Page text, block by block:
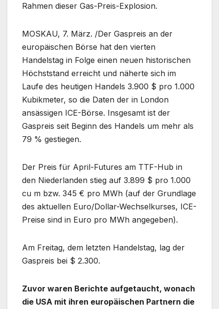
Rahmen dieser Gas-Preis-Explosion.
MOSKAU, 7. März. /Der Gaspreis an der
europäischen Börse hat den vierten
Handelstag in Folge einen neuen historischen
Höchststand erreicht und näherte sich im
Laufe des heutigen Handels 3.900 $ pro 1.000
Kubikmeter, so die Daten der in London
ansässigen ICE-Börse. Insgesamt ist der
Gaspreis seit Beginn des Handels um mehr als
79 % gestiegen.
Der Preis für April-Futures am TTF-Hub in
den Niederlanden stieg auf 3.899 $ pro 1.000
cu m bzw. 345 € pro MWh (auf der Grundlage
des aktuellen Euro/Dollar-Wechselkurses, ICE-
Preise sind in Euro pro MWh angegeben).
Am Freitag, dem letzten Handelstag, lag der
Gaspreis bei $ 2.300.
Zuvor waren Berichte aufgetaucht, wonach
die USA mit ihren europäischen Partnern die